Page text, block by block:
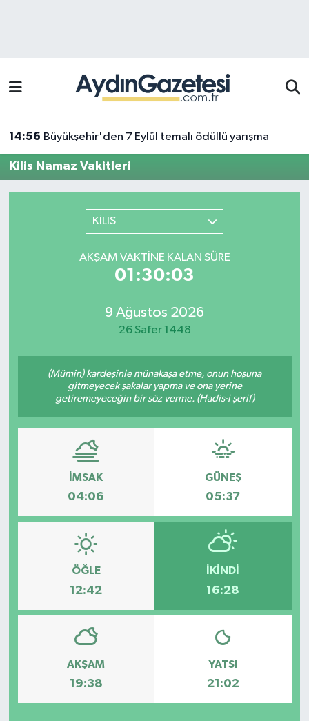
14:56 Büyükşehir'den 7 Eylül temalı ödüllü yarışma
Kilis Namaz Vakitleri
KİLİS
AKŞAM VAKTINE KALAN SÜRE
01:30:03
9 Ağustos 2026
26 Safer 1448
(Mümin) kardeşinle münakaşa etme, onun hoşuna
gitmeyecek şakalar yapma ve ona yerine
getiremeyeceğin bir söz verme. (Hadis-i şerif)
İMSAK
04:06
GÜNEŞ
05:37
ÖĞLE
12:42
İKINDI
16:28
AKŞAM
19:38
YATSI
21:02
Efeler Trafik Yoğunluk Haritası
Süper Lig Puan Durumu ve Fikstür
Tüm Manşetler
Son Dakika Haberleri
Haber Arşivi